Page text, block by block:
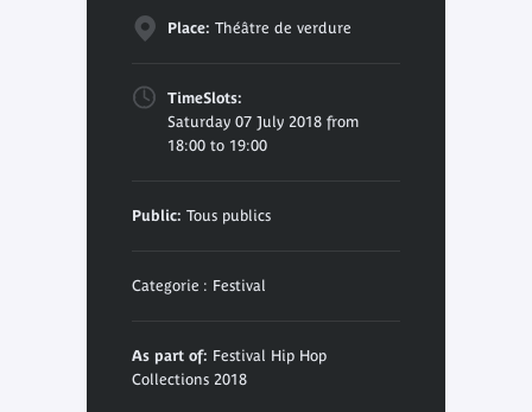
Place: Théâtre de verdure
TimeSlots:
Saturday 07 July 2018 from
18:00 to 19:00
Public: Tous publics
Categorie : Festival
As part of: Festival Hip Hop
Collections 2018